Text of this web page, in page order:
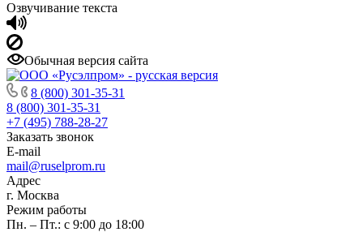
Озвучивание текста
Обычная версия сайта
8 (800) 301-35-31
8 (800) 301-35-31
+7 (495) 788-28-27
Заказать звонок
E-mail
mail@ruselprom.ru
Адрес
г. Москва
Режим работы
Пн. – Пт.: с 9:00 до 18:00